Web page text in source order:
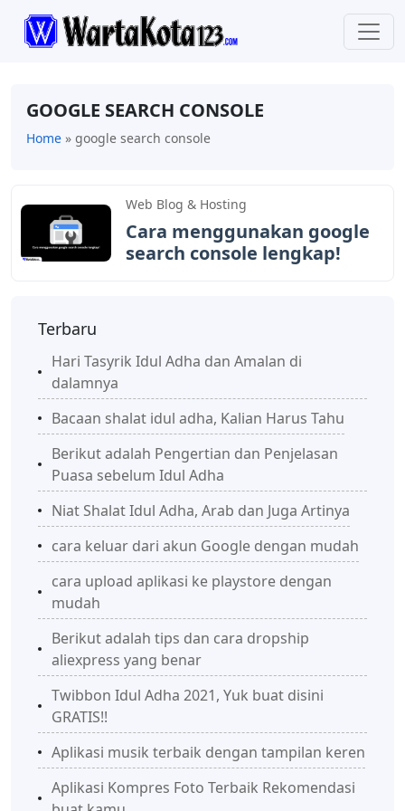
GOOGLE SEARCH CONSOLE
Home » google search console
Web Blog & Hosting
Cara menggunakan google
search console lengkap!
Terbaru
Hari Tasyrik Idul Adha dan Amalan di
dalamnya
Bacaan shalat idul adha, Kalian Harus Tahu
Berikut adalah Pengertian dan Penjelasan
Puasa sebelum Idul Adha
Niat Shalat Idul Adha, Arab dan Juga Artinya
cara keluar dari akun Google dengan mudah
cara upload aplikasi ke playstore dengan
mudah
Berikut adalah tips dan cara dropship
aliexpress yang benar
Twibbon Idul Adha 2021, Yuk buat disini
GRATIS!!
Aplikasi musik terbaik dengan tampilan keren
Aplikasi Kompres Foto Terbaik Rekomendasi